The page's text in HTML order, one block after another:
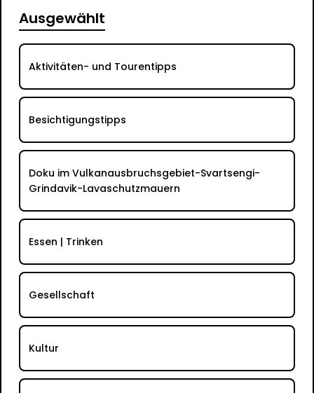
Ausgewählt
Aktivitäten- und Tourentipps
Besichtigungstipps
Doku im Vulkanausbruchsgebiet-Svartsengi-
Grindavik-Lavaschutzmauern
Essen | Trinken
Gesellschaft
Kultur